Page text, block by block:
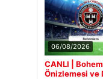
06/08/2026
CANLI |
Önizlemesi ve